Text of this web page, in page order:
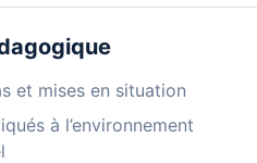
et mises en situation
à l’environnement